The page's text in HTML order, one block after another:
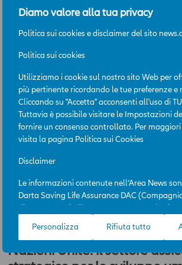
Diamo valore alla tua privacy
Politica sui cookies e disclaimer del sito
Politica sui cookies
Utilizziamo i cookie sul nostro sito Web per
più pertinente ricordando le tue preferenze e
Cliccando su "Accetta" acconsenti all'uso di
Tuttavia è possibile visitare le Impostazioni
fornire un consenso controllato. Per
visita la pagina Politica sui Cookies
Disclaimer
Le informazioni contenute nell’Area News
Darta Saving Life Assurance DAC
diversamente indicato. L’Area News è
all’Area News e l’utilizzo delle informazioni in
Compagnia potrà, in qualunque momento,
Personalizza Rifiuta tutto
5 Giu 2023
COVID, la pandemia è finita:
cambiato in questi 3 anni
L’OMS ha dichiarato ufficialmente la
pandemia di COVID, partita a fine
L’eredità, anche in ambito non
destinata, tuttavia, a permanere a
Continua a leggere
2Mag 2023
Nazioni Unite: il settore